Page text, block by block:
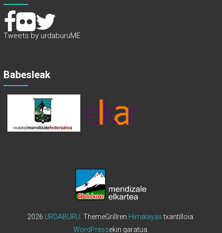
Tweets by urdaburuME
Babesleak
2026 URDABURU . ThemeGrillren Himalayastxantilloia.
WordPressekin garatua.